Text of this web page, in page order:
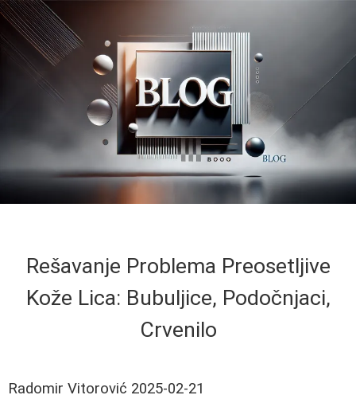
Rešavanje Problema Preosetljive
Kože Lica: Bubuljice, Podočnjaci,
Crvenilo
Radomir Vitorović 2025-02-21